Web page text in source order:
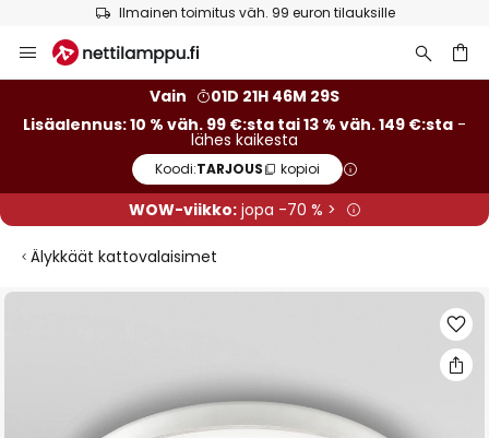
Ilmainen toimitus väh. 99 euron tilauksille
to
Vain
01D 21H 46M 29S
Lisäalennus: 10 % väh. 99 €:sta tai 13 % väh. 149 €:sta -
lähes kaikesta
Koodi:TARJOUS kopioi
WOW-viikko:jopa -70 % >
Älykkäät kattovalaisimet
Skip